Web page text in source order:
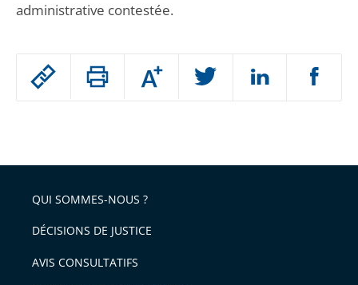
Passer
arriver
après
Augmenter
ou
l'article
pour
avant
administrative contestée.
QUI SOMMES-NOUS ?
DÉCISIONS DE JUSTICE
AVIS CONSULTATIFS